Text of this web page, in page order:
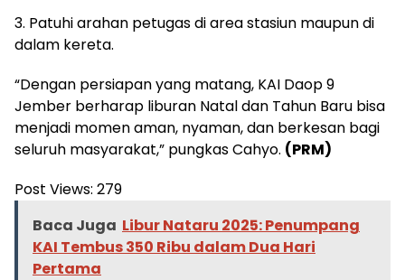
3. Patuhi arahan petugas di area stasiun maupun di
dalam kereta.
“Dengan persiapan yang matang, KAI Daop 9
Jember berharap liburan Natal dan Tahun Baru bisa
menjadi momen aman, nyaman, dan berkesan bagi
seluruh masyarakat,” pungkas Cahyo. (PRM)
Post Views: 279
Baca Juga Libur Nataru 2025: Penumpang
KAI Tembus 350 Ribu dalam Dua Hari
Pertama